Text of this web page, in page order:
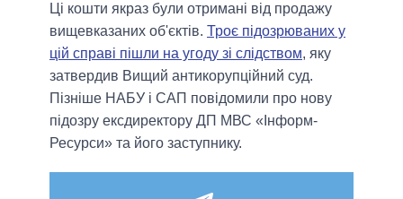
Ці кошти якраз були отримані від продажу
вищевказаних об'єктів. Троє підозрюваних у
цій справі пішли на угоду зі слідством, яку
затвердив Вищий антикорупційний суд.
Пізніше НАБУ і САП повідомили про нову
підозру ексдиректору ДП МВС «Інформ-
Ресурси» та його заступнику.